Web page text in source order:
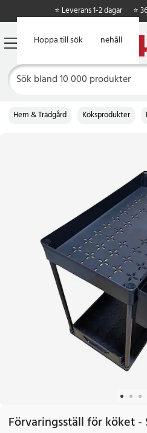
Hoppa till huvudinnehåll
Hoppa till sök
⭐ Leverans 1-2 dagar ⭐
Hem & Trädgård Köksprodukter
Förvaringsställ för köket -